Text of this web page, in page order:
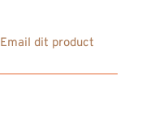
Email dit product